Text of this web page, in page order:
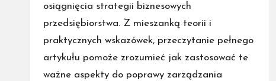
osiągnięcia strategii biznesowych
przedsiębiorstwa. Z mieszanką teorii i
praktycznych wskazówek, przeczytanie pełnego
artykułu pomoże zrozumieć jak zastosować te
ważne aspekty do poprawy zarządzania